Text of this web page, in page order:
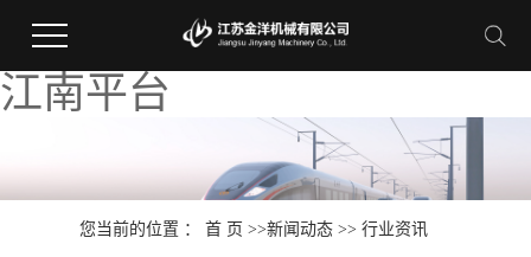
江南平台
您当前的位置 ：首 页 >>新闻动态 >>行业资讯